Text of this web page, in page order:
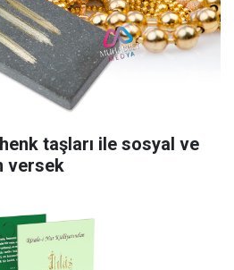
taşları ile sosyal ve
versek